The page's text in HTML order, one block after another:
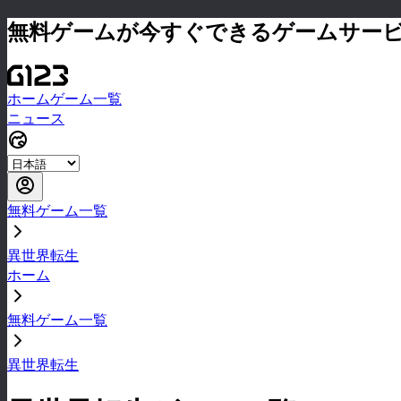
無料ゲームが今すぐできるゲームサー
ホームゲーム一覧
ニュース
無料ゲーム一覧
異世界転生
ホーム
無料ゲーム一覧
異世界転生